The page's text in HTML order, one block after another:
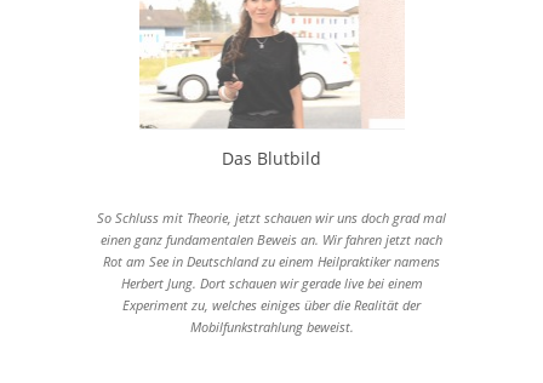
Das Blutbild
So Schluss mit Theorie, jetzt schauen wir uns doch grad mal
einen ganz fundamentalen Beweis an. Wir fahren jetzt nach
Rot am See in Deutschland zu einem Heilpraktiker namens
Herbert Jung. Dort schauen wir gerade live bei einem
Experiment zu, welches einiges über die Realität der
Mobilfunkstrahlung beweist.